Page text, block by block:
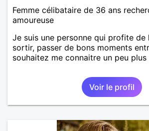
Femme célibataire de 36 ans
amoureuse
Je suis une personne qui profite de
sortir, passer de bons moments
souhaitez me connaitre un peu
Voir le profil